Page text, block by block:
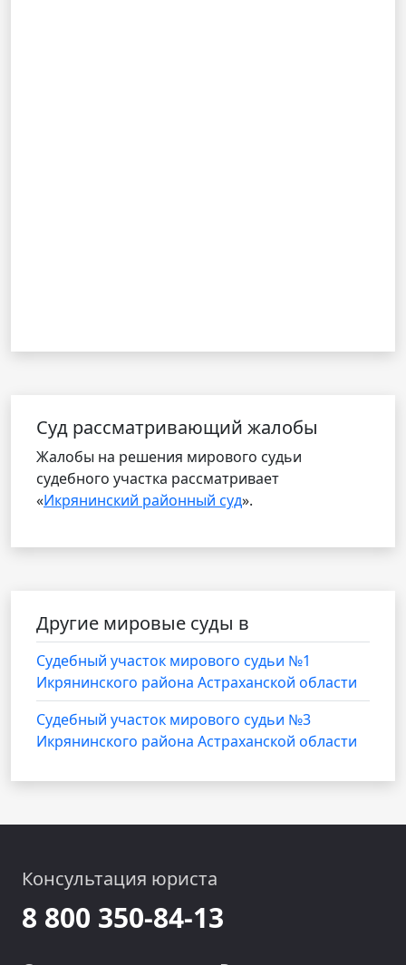
Cуд рассматривающий жалобы
Жалобы на решения мирового судьи
судебного участка рассматривает
«Икрянинский районный суд».
Другие мировые суды в
Судебный участок мирового судьи №1
Икрянинского района Астраханской области
Судебный участок мирового судьи №3
Икрянинского района Астраханской области
Консультация юриста
8 800 350-84-13